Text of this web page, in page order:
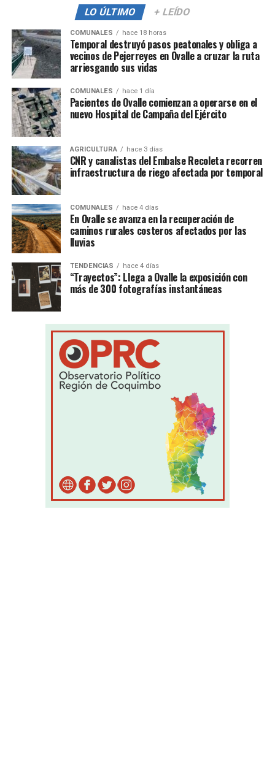
LO ÚLTIMO + LEÍDO
COMUNALES hace 18 horas
Temporal destruyó pasos peatonales y obliga a
vecinos de Pejerreyes en Ovalle a cruzar la ruta
arriesgando sus vidas
COMUNALES hace 1 día
Pacientes de Ovalle comienzan a operarse en el
nuevo Hospital de Campaña del Ejército
AGRICULTURA hace 3 días
CNR y canalistas del Embalse Recoleta recorren
infraestructura de riego afectada por temporal
COMUNALES hace 4 días
En Ovalle se avanza en la recuperación de
caminos rurales costeros afectados por las
lluvias
TENDENCIAS hace 4 días
“Trayectos”: Llega a Ovalle la exposición con
más de 300 fotografías instantáneas